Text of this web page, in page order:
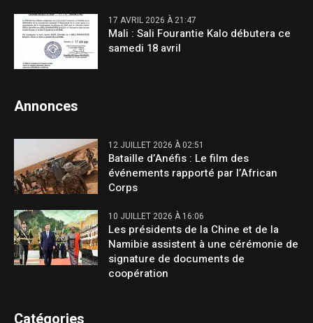
17 AVRIL 2026 À 21:47
Mali : Sali Fourantie Kalo débutera ce
samedi 18 avril
Annonces
12 JUILLET 2026 À 02:51
Bataille d’Anéfis : Le film des
événements rapporté par l’African
Corps
10 JUILLET 2026 À 16:06
Les présidents de la Chine et de la
Namibie assistent à une cérémonie de
signature de documents de
coopération